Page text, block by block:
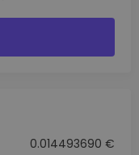
0.014493690 €